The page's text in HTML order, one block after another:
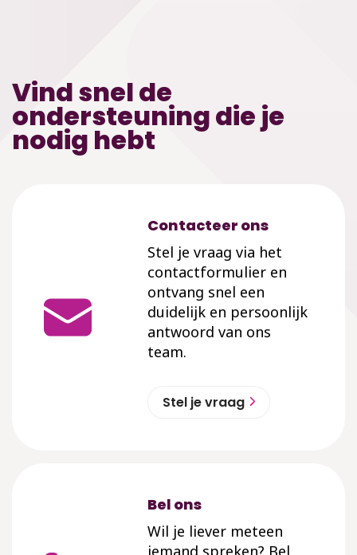
Vind snel de
ondersteuning die je
nodig hebt
Contacteer ons
Stel je vraag via het
contactformulier en
ontvang snel een
duidelijk en persoonlijk
antwoord van ons
team.
Stel je vraag
Bel ons
Wil je liever meteen
iemand spreken? Bel